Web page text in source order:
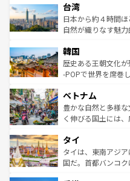
ならではの贅沢な旅のスタイル
情報はコンテンツ一
れるおもてなしの心
人々、おいしいロ
ク、伝統的なフラ
ワイを、存分に味わってほしい。
はコンテンツ一覧
リアリーフや大陸中
ク）、タスマニア
ど、見どころがた
いる。アクティビテ
ビング、ハイキン
い。オーストラリ
参照してほしい。
台湾
日本から約４時間
自然が織りなす魅
ン）、静ひつな山岳
と山間の静けさが
驚きをもたらして
容にもいいと評判の
が味わえ
照してほしい。
韓国
歴史ある王朝文化
-POPで世界を席巻
き、地方に足を延ば
できる。そして、
まで、さまざまな
リティに包まれなが
覧を参照してほしい
ベトナム
豊かな自然と多様
く伸びる国土には
急速な発展と共に伝
ーチミン市のフラ
醸し出している。
タイ
タイは、東南アジ
国だ。首都バンコ